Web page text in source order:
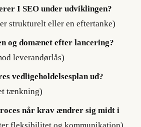
I SEO under udviklingen?
strukturelt eller en eftertanke)
og domænet efter lancering?
leverandørlås)
vedligeholdelsesplan ud?
tænkning)
når krav ændrer sig midt i